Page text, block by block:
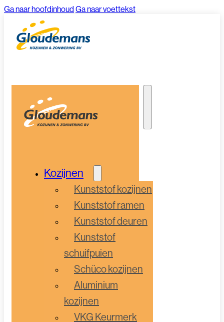
Ga naar hoofdinhoud Ga naar voettekst
Kozijnen
Kunststof kozijnen
Kunststof ramen
Kunststof deuren
Kunststof
schuifpuien
Schüco kozijnen
Aluminium
kozijnen
VKG Keurmerk